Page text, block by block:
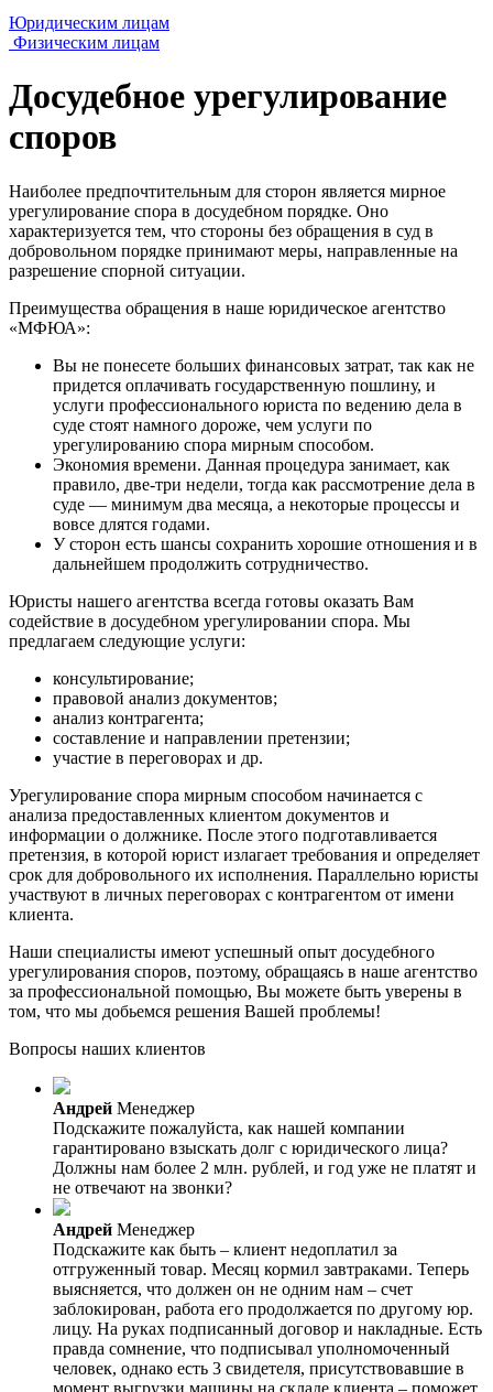
Юридическим лицам
Физическим лицам
Досудебное урегулирование
споров
Наиболее предпочтительным для сторон является мирное
урегулирование спора в досудебном порядке. Оно
характеризуется тем, что стороны без обращения в суд в
добровольном порядке принимают меры, направленные на
разрешение спорной ситуации.
Преимущества обращения в наше юридическое агентство
«МФЮА»:
Вы не понесете больших финансовых затрат, так как не
придется оплачивать государственную пошлину, и
услуги профессионального юриста по ведению дела в
суде стоят намного дороже, чем услуги по
урегулированию спора мирным способом.
Экономия времени. Данная процедура занимает, как
правило, две-три недели, тогда как рассмотрение дела в
суде — минимум два месяца, а некоторые процессы и
вовсе длятся годами.
У сторон есть шансы сохранить хорошие отношения и в
дальнейшем продолжить сотрудничество.
Юристы нашего агентства всегда готовы оказать Вам
содействие в досудебном урегулировании спора. Мы
предлагаем следующие услуги:
консультирование;
правовой анализ документов;
анализ контрагента;
составление и направлении претензии;
участие в переговорах и др.
Урегулирование спора мирным способом начинается с
анализа предоставленных клиентом документов и
информации о должнике. После этого подготавливается
претензия, в которой юрист излагает требования и определяет
срок для добровольного их исполнения. Параллельно юристы
участвуют в личных переговорах с контрагентом от имени
клиента.
Наши специалисты имеют успешный опыт досудебного
урегулирования споров, поэтому, обращаясь в наше агентство
за профессиональной помощью, Вы можете быть уверены в
том, что мы добьемся решения Вашей проблемы!
Вопросы наших клиентов
Андрей Менеджер
Подскажите пожалуйста, как нашей компании
гарантировано взыскать долг с юридического лица?
Должны нам более 2 млн. рублей, и год уже не платят и
не отвечают на звонки?
Андрей Менеджер
Подскажите как быть – клиент недоплатил за
отгруженный товар. Месяц кормил завтраками. Теперь
выясняется, что должен он не одним нам – счет
заблокирован, работа его продолжается по другому юр.
лицу. На руках подписанный договор и накладные. Есть
правда сомнение, что подписывал уполномоченный
человек, однако есть 3 свидетеля, присутствовавшие в
момент выгрузки машины на складе клиента – поможет